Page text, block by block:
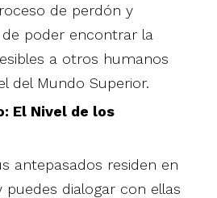
de perdón y
poder encontrar la
a otros humanos
del Mundo Superior.
El Nivel de los
antepasados residen en
puedes dialogar con ellas